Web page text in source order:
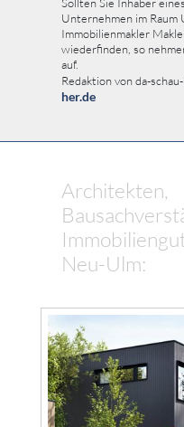
Sollten Sie Inhaber
Unternehmen im Raum
Immobilienmakler
wiederfinden, so
auf.
Redaktion von da-
her.de
Architekten,
Neu-Ulm: